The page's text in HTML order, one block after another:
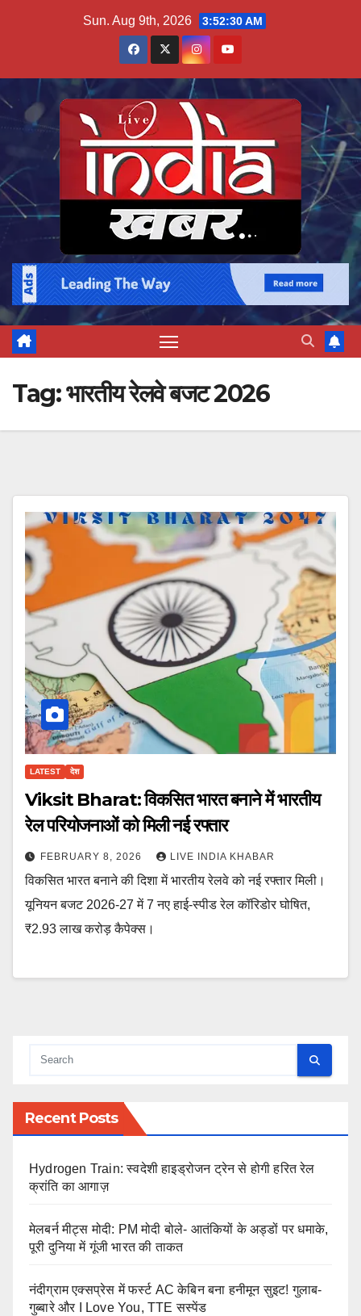
Sun. Aug 9th, 2026 3:52:31 AM
Tag:भारतीय रेलवे बजट 2026
LATEST देश
Viksit Bharat: विकसित भारत बनाने में भारतीय
रेल परियोजनाओं को मिली नई रफ्तार
FEBRUARY 8, 2026 LIVE INDIA KHABAR
विकसित भारत बनाने की दिशा में भारतीय रेलवे को नई रफ्तार मिली।
यूनियन बजट 2026-27 में 7 नए हाई-स्पीड रेल कॉरिडोर घोषित,
₹2.93 लाख करोड़ कैपेक्स।
Recent Posts
Hydrogen Train: स्वदेशी हाइड्रोजन ट्रेन से होगी हरित रेल
क्रांति का आगाज़
मेलबर्न मीट्स मोदी: PM मोदी बोले- आतंकियों के अड्डों पर धमाके,
पूरी दुनिया में गूंजी भारत की ताकत
नंदीग्राम एक्सप्रेस में फर्स्ट AC केबिन बना हनीमून सुइट! गुलाब-
गुब्बारे और I Love You, TTE सस्पेंड